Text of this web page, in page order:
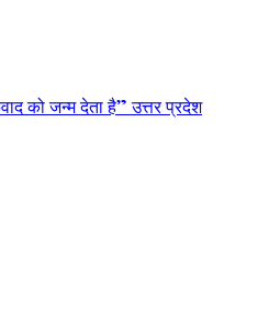
को जन्म देता है” उत्तर प्रदेश